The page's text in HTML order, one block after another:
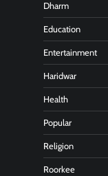
Dharm
Education
Entertainment
Haridwar
Health
Popular
Religion
Roorkee